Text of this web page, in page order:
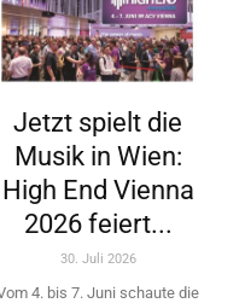
Jetzt spielt die
Musik in Wien:
High End Vienna
2026 feiert...
30. Juli 2026
4. bis 7. Juni schaute die